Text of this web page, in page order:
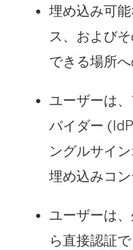
埋め込み可
ス、および
できる場所
ユーザーは
バイダー
ングルサイ
埋め込みコ
ユーザーは
ら直接認証